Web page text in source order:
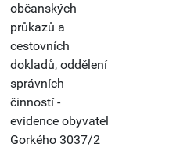
občanských
průkazů a
cestovních
dokladů, oddělení
správních
činností -
evidence obyvatel
Gorkého 3037/2